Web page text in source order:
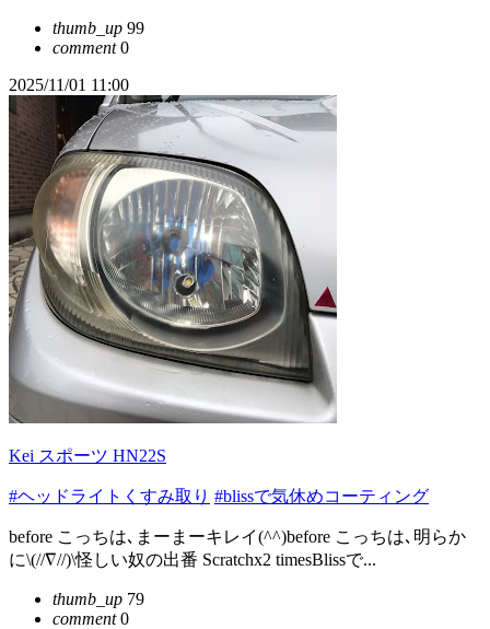
thumb_up 99
comment0
2025/11/01 11:00
Kei スポーツ HN22S
#ヘッドライトくすみ取り #blissで気休めコーティング
before こっちは､まーまーキレイ(^^)before こっちは､明らか
に\(//∇//)\怪しい奴の出番 Scratchx2 timesBlissで...
thumb_up 79
comment0